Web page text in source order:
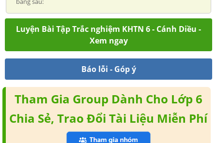
Luyện Bài Tập Trắc nghiệm KHTN 6 - Cánh Diều -
Xem ngay
Báo lỗi - Góp ý
Tham Gia Group Dành Cho Lớp 6
Chia Sẻ, Trao Đổi Tài Liệu Miễn Phí